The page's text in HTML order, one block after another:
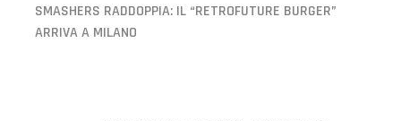
SMASHERS RADDOPPIA: IL “RETROFUTURE BURGER”
ARRIVA A MILANO